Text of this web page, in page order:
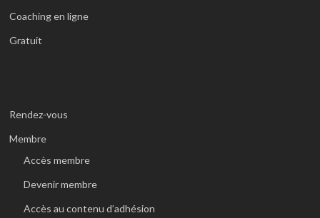
Coaching en ligne
Gratuit
Rendez-vous
Membre
Accès membre
Devenir membre
Accès au contenu d’adhésion